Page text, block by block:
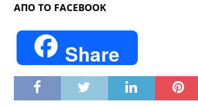
ΑΠΟ ΤΟ FACEBOOK
Share